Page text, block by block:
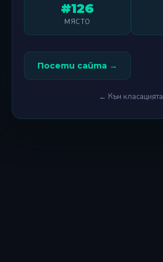
#126
МЯСТО
Посети сайта →
← Към класацията